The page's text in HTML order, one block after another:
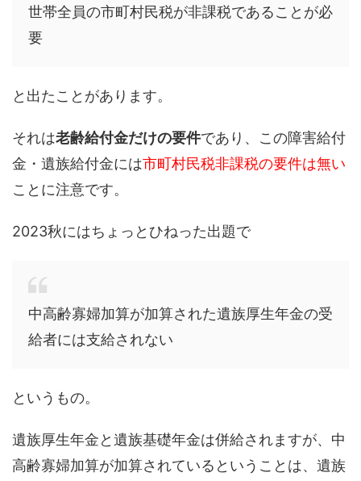
世帯全員の市町村民税が非課税であることが必
要
と出たことがあります。
それは老齢給付金だけの要件であり、この障害給付
金・遺族給付金には市町村民税非課税の要件は無い
ことに注意です。
2023秋にはちょっとひねった出題で
中高齢寡婦加算が加算された遺族厚生年金の受
給者には支給されない
というもの。
遺族厚生年金と遺族基礎年金は併給されますが、中
高齢寡婦加算が加算されているということは、遺族